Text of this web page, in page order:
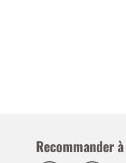
Recommander